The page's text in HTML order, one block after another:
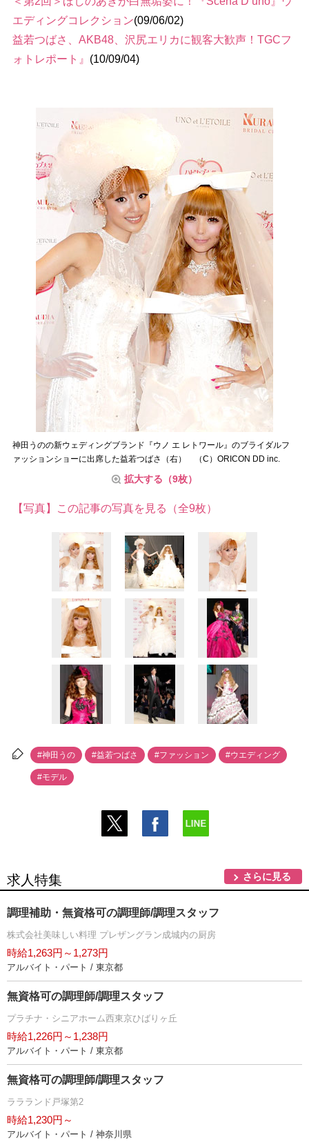
エディングコレクション(09/06/02)
益若つばさ、AKB48、沢尻エリカに観客大歓声！TGCフ
ォトレポート』 (10/09/04)
神田うのの新ウェディングブランド『ウノ エ レトワール』のブライダルフ
ァッションショーに出席した益若つばさ（右） （C）ORICON DD inc.
拡大する（9枚）
【写真】この記事の写真を見る（全9枚）
#神田うの #益若つばさ #ファッション #ウエディング
#モデル
求人特集 さらに見る
調理補助・無資格可の調理師/調理スタッフ
株式会社美味しい料理 プレザングラン成城内の厨房
時給1,263円～1,273円
アルバイト・パート / 東京都
無資格可の調理師/調理スタッフ
プラチナ・シニアホーム西東京ひばりヶ丘
時給1,226円～1,238円
アルバイト・パート / 東京都
無資格可の調理師/調理スタッフ
ララランド戸塚第2
時給1,230円～
アルバイト・パート / 神奈川県